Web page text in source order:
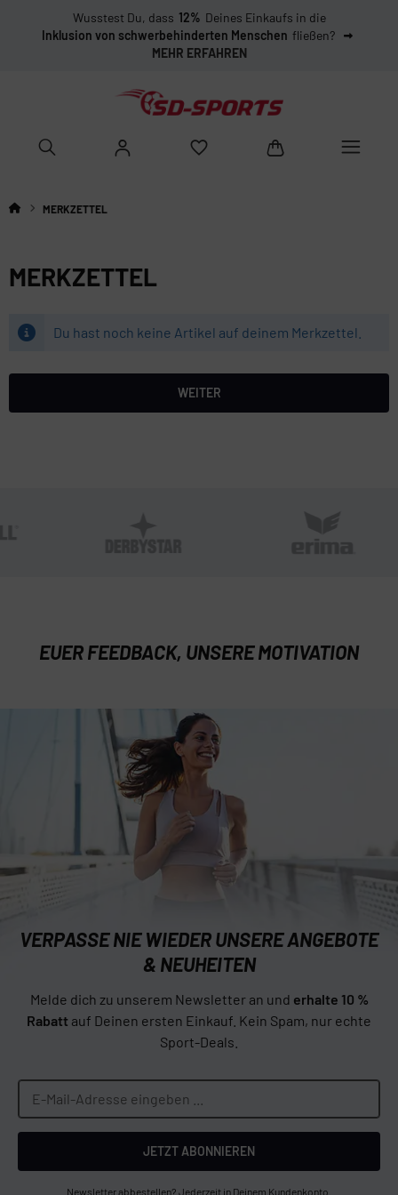
Wusstest Du, dass 12% Deines Einkaufs in die
Inklusion von schwerbehinderten Menschen fließen?
MEHR ERFAHREN
MERKZETTEL
MERKZETTEL
Du hast noch keine Artikel auf deinem Merkzettel.
WEITER
EUER FEEDBACK, UNSERE MOTIVATION
VERPASSE NIE WIEDER UNSERE ANGEBOTE
& NEUHEITEN
Melde dich zu unserem Newsletter an und erhalte 10 %
Rabatt auf Deinen ersten Einkauf. Kein Spam, nur echte
Sport-Deals.
JETZT ABONNIEREN
Newsletter abbestellen? Jederzeit in Deinem Kundenkonto.